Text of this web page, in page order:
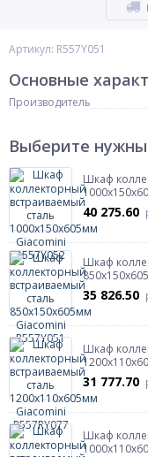
Артикул: R557Y051
Основные
Производитель
Выберите
Шкаф
40 275.60
Шкаф
35 826.50
Шкаф
31 777.70
Шкаф